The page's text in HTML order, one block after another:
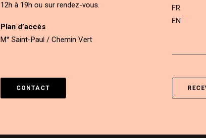
12h à 19h ou sur rendez-vous.
Plan d’accès
M° Saint-Paul / Chemin Vert
FR
EN
CONTACT